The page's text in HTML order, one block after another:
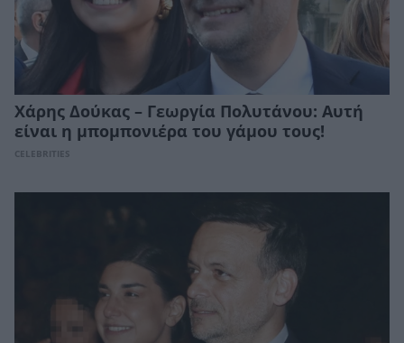
Χάρης Δούκας – Γεωργία Πολυτάνου: Αυτή
είναι η μπομπονιέρα του γάμου τους!
CELEBRITIES